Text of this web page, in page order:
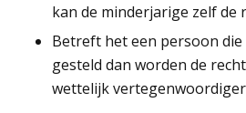
kan de minderjarige zelf de
Betreft het een persoon
gesteld dan worden de
wettelijk